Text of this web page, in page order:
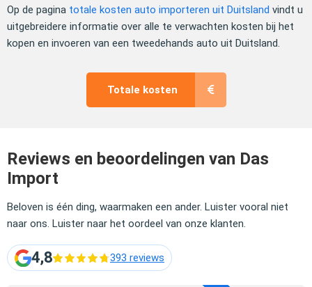
Op de pagina totale kosten auto importeren uit Duitsland vindt u
uitgebreidere informatie over alle te verwachten kosten bij het
kopen en invoeren van een tweedehands auto uit Duitsland.
Totale kosten
Reviews en beoordelingen van Das
Import
Beloven is één ding, waarmaken een ander. Luister vooral niet
naar ons. Luister naar het oordeel van onze klanten.
4,8 393 reviews